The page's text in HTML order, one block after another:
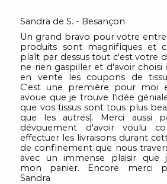
Sandra de S. - Besançon
Un grand bravo pour votre
produits sont magnifiques et
plaît par dessus tout c'est votre
ne rien gaspiller et d'avoir
en vente les coupons de
C'est une première pour moi
avoue que je trouve l'idée
que vos tissus sont tous plus
que les autres). Merci aussi
dévouement d'avoir voulu
effectuer les livraisons durant
de confinement que nous
avec un immense plaisir que
mon panier. Encore merci
Sandra